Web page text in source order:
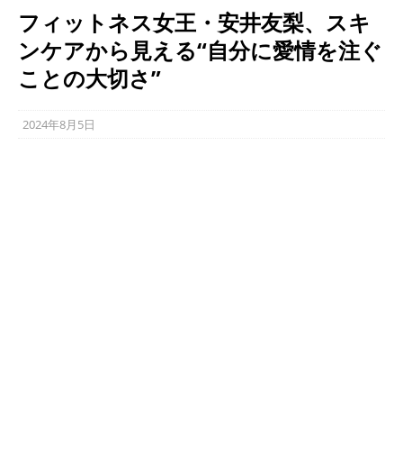
フィットネス女王・安井友梨、スキ
ンケアから見える“自分に愛情を注ぐ
ことの大切さ”
2024年8月5日